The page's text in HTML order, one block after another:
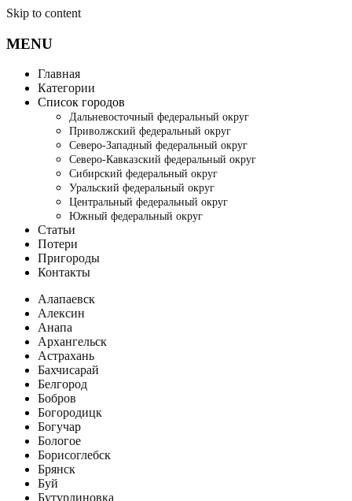
Skip to content
MENU
Главная
Категории
Список городов
Дальневосточный федеральный округ
Приволжский федеральный округ
Северо-Западный федеральный округ
Северо-Кавказский федеральный округ
Сибирский федеральный округ
Уральский федеральный округ
Центральный федеральный округ
Южный федеральный округ
Статьи
Потери
Пригороды
Контакты
Алапаевск
Алексин
Анапа
Архангельск
Астрахань
Бахчисарай
Белгород
Бобров
Богородицк
Богучар
Бологое
Борисоглебск
Брянск
Буй
Бутурлиновка